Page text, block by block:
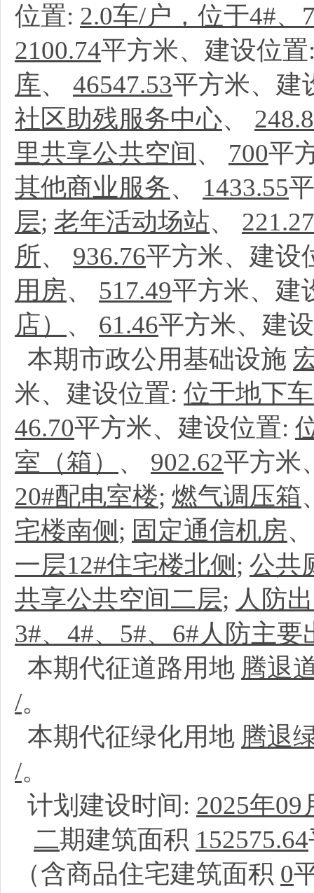
位置: 2.0车/户，位于4#、
2100.74平方米、建设位
库、 46547.53平方米、建
社区助残服务中心、
里共享公共空间 、 700平
其他商业服务、 1433.55
层; 老年活动场站、 221.27
所、 936.76平方米、建设
用房、 517.49平方米、建
店） 、 61.46平方米、建
本期市政公用基础设施
米、建设位置: 位于地下
46.70平方米、建设位置:
室（箱） 、 902.62平方米
20#配电室楼; 燃气调压箱
宅楼南侧 ; 固定通信机房
一层12#住宅楼北侧 ; 公共
共享公共空间二层; 人防
3#、4#、5#、6#人防主要
本期代征道路用地 腾退
/。
本期代征绿化用地 腾退
/。
计划建设时间: 2025年09
二期建筑面积 152575.64
（含商品住宅建筑面积 0